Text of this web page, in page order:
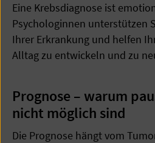
Eine Krebsdiagnose ist
Psychologinnen unterstützen
Ihrer Erkrankung und helfen
Alltag zu entwickeln und zu
Prognose – warum
nicht möglich sind
Die Prognose hängt vom